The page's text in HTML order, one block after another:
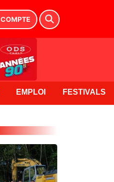
COMPTE
EMPLOI FESTIVALS